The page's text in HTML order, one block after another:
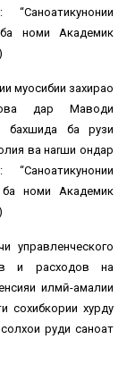
номи Академик
муҳосибии захираҳо
дар Маводи
бахшида ба рузи
ва наrши ондар
номи Академик
управленческого
и расходов на
илмӣ-амалии
сохибкории хурду
руди саноат